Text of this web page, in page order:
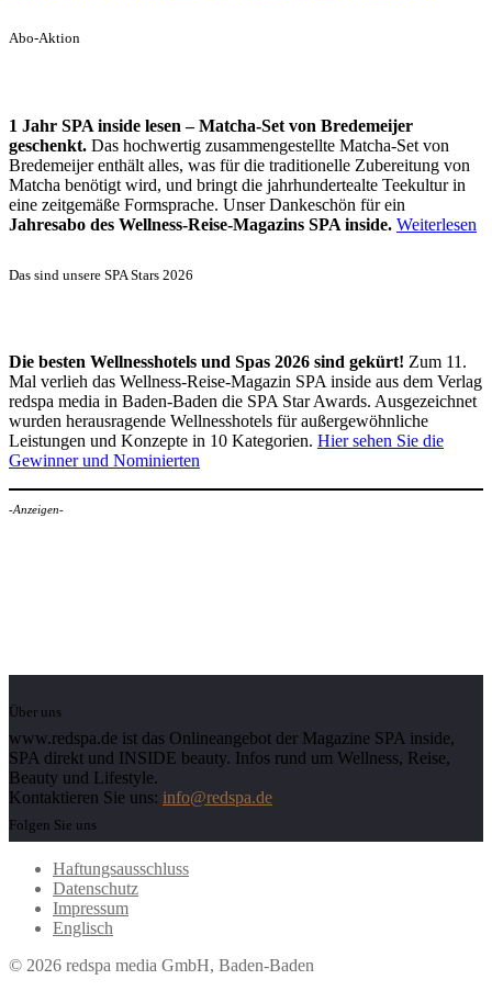
Abo-Aktion
1 Jahr SPA inside lesen – Matcha-Set von Bredemeijer
geschenkt. Das hochwertig zusammengestellte Matcha-Set von
Bredemeijer enthält alles, was für die traditionelle Zubereitung von
Matcha benötigt wird, und bringt die jahrhundertealte Teekultur in
eine zeitgemäße Formsprache. Unser Dankeschön für ein
Jahresabo des Wellness-Reise-Magazins SPA inside. Weiterlesen
Das sind unsere SPA Stars 2026
Die besten Wellnesshotels und Spas 2026 sind gekürt! Zum 11.
Mal verlieh das Wellness-Reise-Magazin SPA inside aus dem Verlag
redspa media in Baden-Baden die SPA Star Awards. Ausgezeichnet
wurden herausragende Wellnesshotels für außergewöhnliche
Leistungen und Konzepte in 10 Kategorien. Hier sehen Sie die
Gewinner und Nominierten
-Anzeigen-
Über uns
www.redspa.de ist das Onlineangebot der Magazine SPA inside,
SPA direkt und INSIDE beauty. Infos rund um Wellness, Reise,
Beauty und Lifestyle.
Kontaktieren Sie uns: info@redspa.de
Folgen Sie uns
Haftungsausschluss
Datenschutz
Impressum
Englisch
© 2026 redspa media GmbH, Baden-Baden